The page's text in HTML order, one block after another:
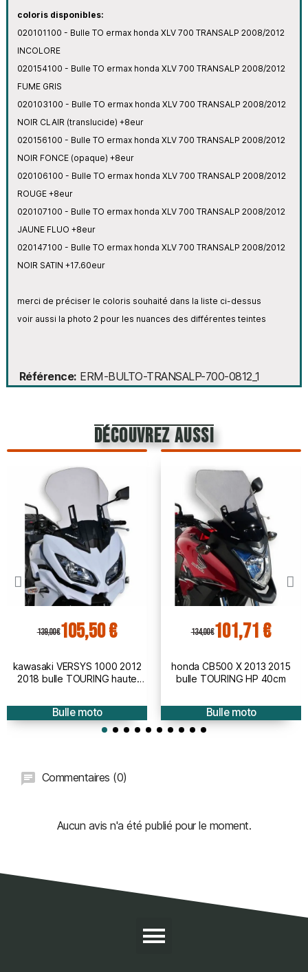
coloris disponibles:
020101100 - Bulle TO ermax honda XLV 700 TRANSALP 2008/2012
INCOLORE
020154100 - Bulle TO ermax honda XLV 700 TRANSALP 2008/2012
FUME GRIS
020103100 - Bulle TO ermax honda XLV 700 TRANSALP 2008/2012
NOIR CLAIR (translucide) +8eur
020156100 - Bulle TO ermax honda XLV 700 TRANSALP 2008/2012
NOIR FONCE (opaque) +8eur
020106100 - Bulle TO ermax honda XLV 700 TRANSALP 2008/2012
ROUGE +8eur
020107100 - Bulle TO ermax honda XLV 700 TRANSALP 2008/2012
JAUNE FLUO +8eur
020147100 - Bulle TO ermax honda XLV 700 TRANSALP 2008/2012
NOIR SATIN +17.60eur
merci de préciser le coloris souhaité dans la liste ci-dessus
voir aussi la photo 2 pour les nuances des différentes teintes
Référence ERM-BULTO-TRANSALP-700-0812_1
découvrez aussi
139,00 €105,50 €
kawasaki VERSYS 1000 2012
2018 bulle TOURING haute
Bulle moto
134,00 €101,71 €
honda CB500 X 2013 2015
bulle TOURING HP 40cm
Bulle moto
Commentaires (0)
Aucun avis n'a été publié pour le moment.